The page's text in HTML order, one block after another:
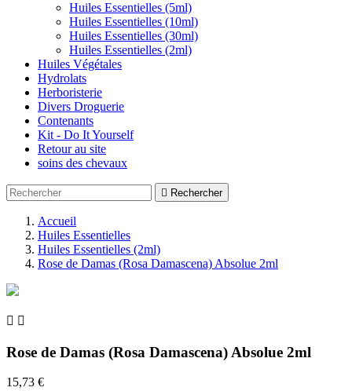
Huiles Essentielles (5ml)
Huiles Essentielles (10ml)
Huiles Essentielles (30ml)
Huiles Essentielles (2ml)
Huiles Végétales
Hydrolats
Herboristerie
Divers Droguerie
Contenants
Kit - Do It Yourself
Retour au site
soins des chevaux
 Rechercher
Accueil
Huiles Essentielles
Huiles Essentielles (2ml)
Rose de Damas (Rosa Damascena) Absolue 2ml
 
Rose de Damas (Rosa Damascena) Absolue 2ml
15,73 €